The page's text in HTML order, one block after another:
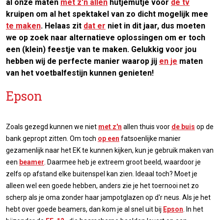
al onze maten met z'n allen hutjemutje voor de tv
kruipen om al het spektakel van zo dicht mogelijk mee
te maken. Helaas zit dat er niet in dit jaar, dus moeten
we op zoek naar alternatieve oplossingen om er toch
een (klein) feestje van te maken. Gelukkig voor jou
hebben wij de perfecte manier waarop jij en je maten
van het voetbalfestijn kunnen genieten!
Epson
Zoals gezegd kunnen we niet met z'n allen thuis voor de buis op de
bank gepropt zitten. Om toch op een fatsoenlijke manier
gezamenlijk naar het EK te kunnen kijken, kun je gebruik maken van
een beamer . Daarmee heb je extreem groot beeld, waardoor je
zelfs op afstand elke buitenspel kan zien. Ideaal toch? Moet je
alleen wel een goede hebben, anders zie je het toernooi net zo
scherp als je oma zonder haar jampotglazen op d'r neus. Als je het
hebt over goede beamers, dan kom je al snel uit bij Epson . In het